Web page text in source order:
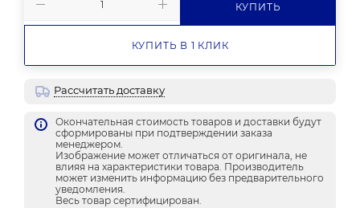
КУПИТЬ
КУПИТЬ В 1 КЛИК
Рассчитать доставку
Окончательная стоимость товаров и доставки будут
сформированы при подтверждении заказа
менеджером.
Изображение может отличаться от оригинала, не
влияя на характеристики товара. Производитель
может изменить информацию без предварительного
уведомления.
Весь товар сертифицирован.